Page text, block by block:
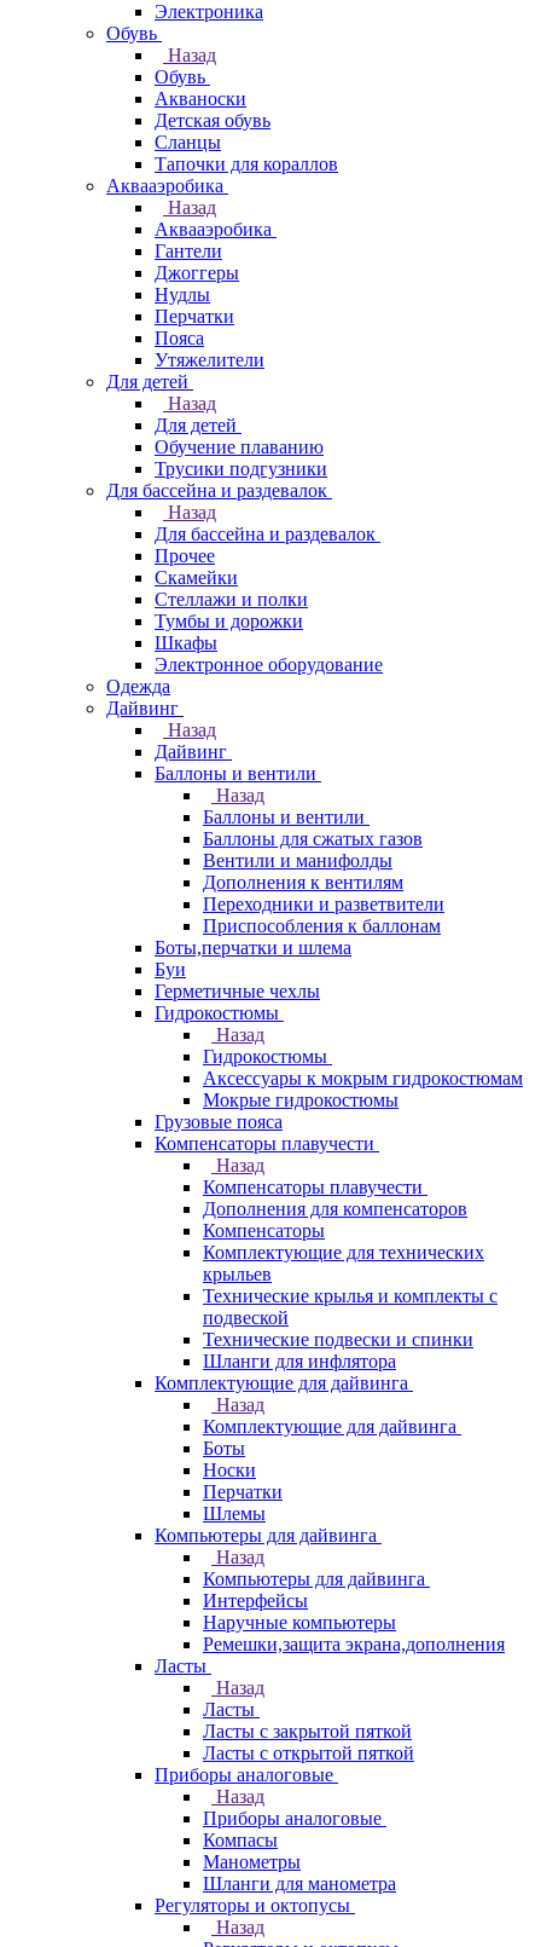
Электроника
Обувь
Назад
Обувь
Акваноски
Детская обувь
Сланцы
Тапочки для кораллов
Аквааэробика
Назад
Аквааэробика
Гантели
Джоггеры
Нудлы
Перчатки
Пояса
Утяжелители
Для детей
Назад
Для детей
Обучение плаванию
Трусики подгузники
Для бассейна и раздевалок
Назад
Для бассейна и раздевалок
Прочее
Скамейки
Стеллажи и полки
Тумбы и дорожки
Шкафы
Электронное оборудование
Одежда
Дайвинг
Назад
Дайвинг
Баллоны и вентили
Назад
Баллоны и вентили
Баллоны для сжатых газов
Вентили и манифолды
Дополнения к вентилям
Переходники и разветвители
Приспособления к баллонам
Боты,перчатки и шлема
Буи
Герметичные чехлы
Гидрокостюмы
Назад
Гидрокостюмы
Аксессуары к мокрым гидрокостюмам
Мокрые гидрокостюмы
Грузовые пояса
Компенсаторы плавучести
Назад
Компенсаторы плавучести
Дополнения для компенсаторов
Компенсаторы
Комплектующие для технических
крыльев
Технические крылья и комплекты с
подвеской
Технические подвески и спинки
Шланги для инфлятора
Комплектующие для дайвинга
Назад
Комплектующие для дайвинга
Боты
Носки
Перчатки
Шлемы
Компьютеры для дайвинга
Назад
Компьютеры для дайвинга
Интерфейсы
Наручные компьютеры
Ремешки,защита экрана,дополнения
Ласты
Назад
Ласты
Ласты с закрытой пяткой
Ласты с открытой пяткой
Приборы аналоговые
Назад
Приборы аналоговые
Компасы
Манометры
Шланги для манометра
Регуляторы и октопусы
Назад